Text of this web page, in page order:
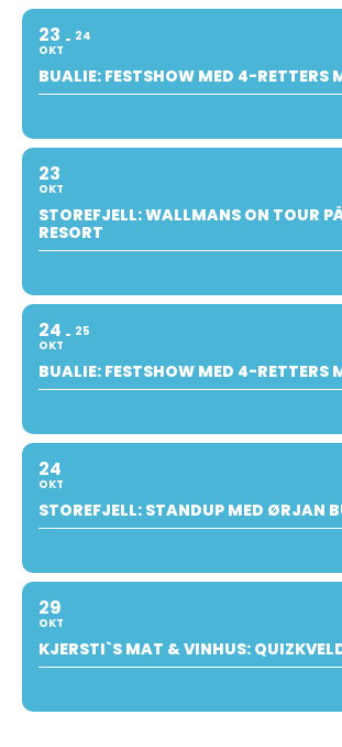
23
OKT
24
BUALIE: FESTSHOW MED 4-RETTERS
23
OKT
STOREFJELL: WALLMANS ON TOUR
RESORT
24
OKT
25
BUALIE: FESTSHOW MED 4-RETTERS
24
OKT
STOREFJELL: STANDUP MED ØRJAN
29
OKT
KJERSTI`S MAT & VINHUS: